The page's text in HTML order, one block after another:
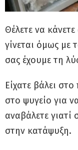
Θέλετε να
γίνεται όμως με
σας έχουμε τη
Είχατε βάλει
στο ψυγείο για
αναβάλετε
στην κατάψυξη.